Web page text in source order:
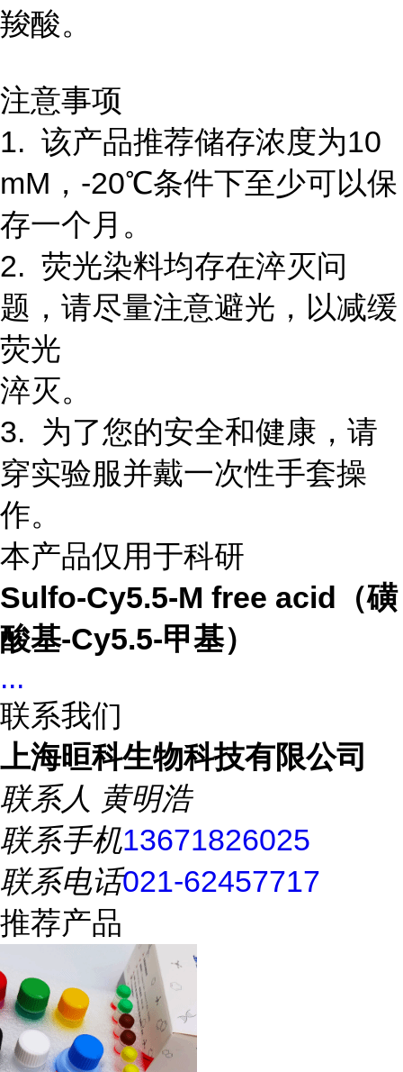
羧酸。
注意事项
1. 该产品推荐储存浓度为10
mM，-20℃条件下至少可以保
存一个月。
2. 荧光染料均存在淬灭问
题，请尽量注意避光，以减缓
荧光
淬灭。
3. 为了您的安全和健康，请
穿实验服并戴一次性手套操
作。
本产品仅用于科研
Sulfo-Cy5.5-M free acid（磺
酸基-Cy5.5-甲基）
...
联系我们
上海晅科生物科技有限公司
联系人 黄明浩
联系手机13671826025
联系电话021-62457717
推荐产品